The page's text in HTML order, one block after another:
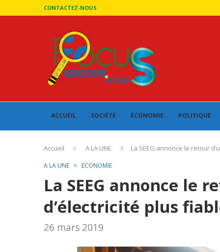
CONTACTEZ-NOUS
ACCUEIL SOCIÉTÉ ÉCONOMIE POLITIQUE
Accueil A LA UNE La SEEG annonce le retour
A LA UNE ÉCONOMIE
La SEEG annonce le
d’électricité plus
26 mars 2019